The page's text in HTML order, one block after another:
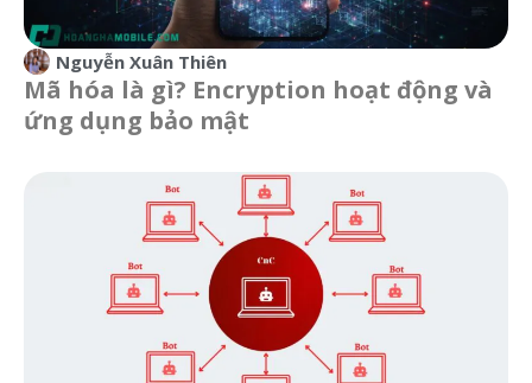
Nguyễn Xuân Thiên
Mã hóa là gì? Encryption hoạt động và
ứng dụng bảo mật